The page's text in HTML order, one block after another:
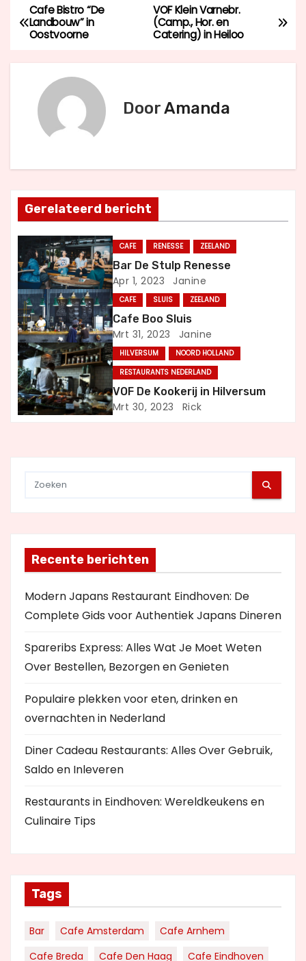
B
t
n
a
v
i
g
a
t
i
VOF Klein Varnebr.
(Camp., Hor. en
Catering) in Heiloo
Cafe Bistro “De
Landbouw” in
Oostvoorne
DoorAmanda
Gerelateerd bericht
CAFE RENESSE ZEELAND
Bar De Stulp Renesse
Apr 1, 2023 Janine
CAFE SLUIS ZEELAND
Cafe Boo Sluis
Mrt 31, 2023 Janine
HILVERSUM
NOORD HOLLAND
RESTAURANTS NEDERLAND
VOF De Kookerij in Hilversum
Mrt 30, 2023 Rick
Recente berichten
Modern Japans Restaurant Eindhoven: De
Complete Gids voor Authentiek Japans Dineren
Spareribs Express: Alles Wat Je Moet Weten
Over Bestellen, Bezorgen en Genieten
Populaire plekken voor eten, drinken en
overnachten in Nederland
Diner Cadeau Restaurants: Alles Over Gebruik,
Saldo en Inleveren
Restaurants in Eindhoven: Wereldkeukens en
Culinaire Tips
Tags
Bar Cafe Amsterdam
Cafe Arnhem
Cafe Breda
Cafe Den Haag Cafe Eindhoven